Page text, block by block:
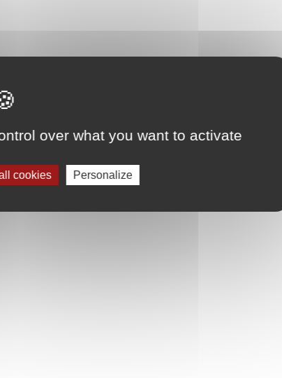
over what you want to activate
cookies Personalize